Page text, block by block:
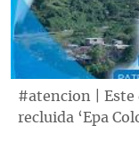
#atencion | Este
recluida ‘Epa